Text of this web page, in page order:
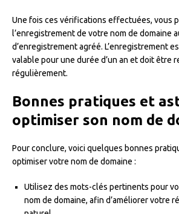
Une fois ces vérifications effectuées, vous
l’enregistrement de votre nom de domaine
d’enregistrement agréé. L’enregistrement
valable pour une durée d’un an et doit être
régulièrement.
Bonnes pratiques et
optimiser son nom de
Pour conclure, voici quelques bonnes
optimiser votre nom de domaine :
Utilisez des mots-clés pertinents pour
nom de domaine, afin d’améliorer votre